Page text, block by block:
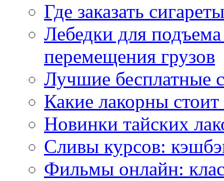
Где заказать
Лебедки для
перемещения грузов
Лучшие бесплатные
Какие лакорны стоит
Новинки тайских
Сливы курсов:
Фильмы онлайн: